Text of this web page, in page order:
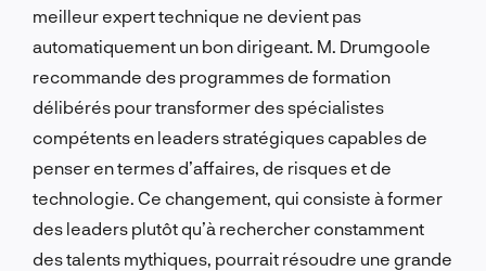
meilleur expert technique ne devient pas
automatiquement un bon dirigeant. M. Drumgoole
recommande des programmes de formation
délibérés pour transformer des spécialistes
compétents en leaders stratégiques capables de
penser en termes d’affaires, de risques et de
technologie. Ce changement, qui consiste à former
des leaders plutôt qu’à rechercher constamment
des talents mythiques, pourrait résoudre une grande